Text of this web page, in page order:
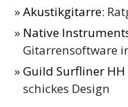
Akustikgitarre:
Native
Gitarrensoftware
Guild Surfliner HH
schickes Design